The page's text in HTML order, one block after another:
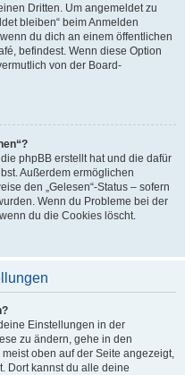
Dritten. Um angemeldet zu
bleiben“ beim Anmelden
du dich an einem öffentlichen
befindest. Wenn diese Option
von der Board-
phpBB erstellt hat und die dafür
Außerdem ermöglichen
den „Gelesen“-Status – sofern
Wenn du Probleme bei der
du die Cookies löscht.
Einstellungen in der
zu ändern, gehe in den
oben auf der Seite angezeigt,
Dort kannst du alle deine